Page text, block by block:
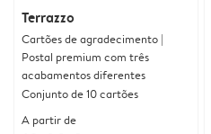
Terrazzo
Cartões de agradecimento |
Postal premium com três
acabamentos diferentes
Conjunto de 10 cartões
A partir de